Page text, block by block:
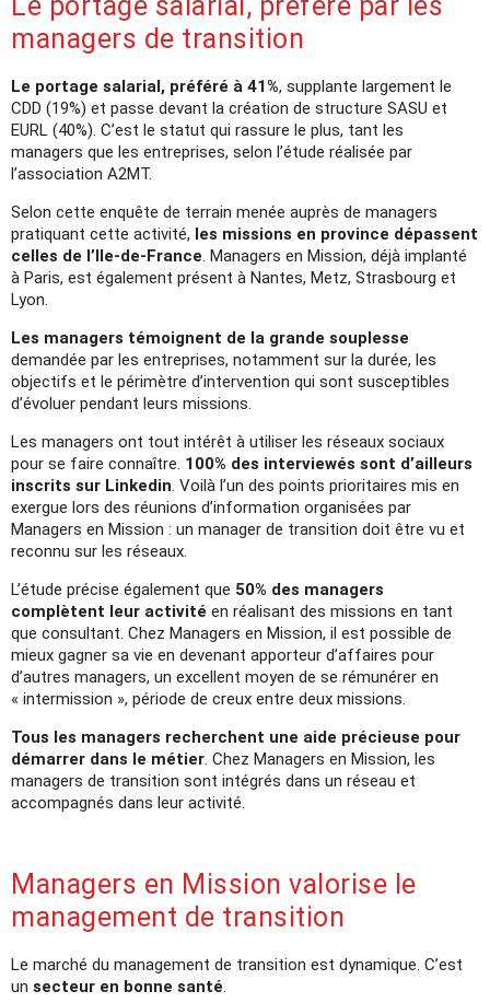
managers de transition
Le portage salarial, préféré à 41%, supplante largement le
CDD (19%) et passe devant la création de structure SASU et
EURL (40%). C’est le statut qui rassure le plus, tant les
managers que les entreprises, selon l’étude réalisée par
l’association A2MT.
Selon cette enquête de terrain menée auprès de managers
pratiquant cette activité, les missions en province dépassent
celles de l’Ile-de-France . Managers en Mission, déjà implanté
à Paris, est également présent à Nantes, Metz, Strasbourg et
Lyon.
Les managers témoignent de la grande souplesse
demandée par les entreprises, notamment sur la durée, les
objectifs et le périmètre d’intervention qui sont susceptibles
d’évoluer pendant leurs missions.
Les managers ont tout intérêt à utiliser les réseaux sociaux
pour se faire connaître. 100% des interviewés sont d’ailleurs
inscrits sur Linkedin . Voilà l’un des points prioritaires mis en
exergue lors des réunions d’information organisées par
Managers en Mission : un manager de transition doit être vu et
reconnu sur les réseaux.
L’étude précise également que 50% des managers
complètent leur activité en réalisant des missions en tant
que consultant. Chez Managers en Mission, il est possible de
mieux gagner sa vie en devenant apporteur d’affaires pour
d’autres managers, un excellent moyen de se rémunérer en
« intermission », période de creux entre deux missions.
Tous les managers recherchent une aide précieuse pour
démarrer dans le métier . Chez Managers en Mission, les
managers de transition sont intégrés dans un réseau et
accompagnés dans leur activité.
Managers en Mission valorise le
management de transition
Le marché du management de transition est dynamique. C’est
un secteur en bonne santé